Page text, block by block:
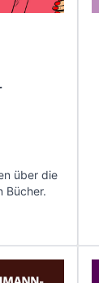
über die
Bücher.